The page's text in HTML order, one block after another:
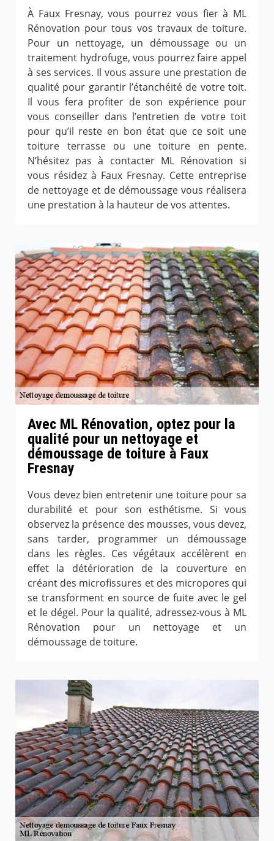
À Faux Fresnay, vous pourrez vous fier à ML
Rénovation pour tous vos travaux de toiture.
Pour un nettoyage, un démoussage ou un
traitement hydrofuge, vous pourrez faire appel
à ses services. Il vous assure une prestation de
qualité pour garantir l’étanchéité de votre toit.
Il vous fera profiter de son expérience pour
vous conseiller dans l’entretien de votre toit
pour qu’il reste en bon état que ce soit une
toiture terrasse ou une toiture en pente.
N’hésitez pas à contacter ML Rénovation si
vous résidez à Faux Fresnay. Cette entreprise
de nettoyage et de démoussage vous réalisera
une prestation à la hauteur de vos attentes.
Avec ML Rénovation, optez pour la
qualité pour un nettoyage et
démoussage de toiture à Faux
Fresnay
Vous devez bien entretenir une toiture pour sa
durabilité et pour son esthétisme. Si vous
observez la présence des mousses, vous devez,
sans tarder, programmer un démoussage
dans les règles. Ces végétaux accélèrent en
effet la détérioration de la couverture en
créant des microfissures et des micropores qui
se transforment en source de fuite avec le gel
et le dégel. Pour la qualité, adressez-vous à ML
Rénovation pour un nettoyage et un
démoussage de toiture.